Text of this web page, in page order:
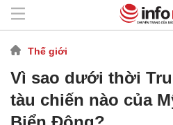
Thế giới
Vì sao dưới thời
tàu chiến nào của